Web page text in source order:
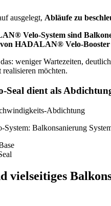
ausgelegt, Abläufe zu
Velo-System sind
HADALAN® Velo-Booster
weniger Wartezeiten,
möchten.
dient als
Abdichtung
vielseitiges